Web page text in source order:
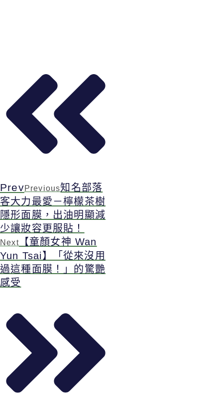
PrevPrevious知名部落
客大力最愛－檸檬茶樹
隱形面膜，出油明顯減
少讓妝容更服貼！
Next【童顏女神 Wan
Yun Tsai】「從來沒用
過這種面膜！」的驚艷
感受